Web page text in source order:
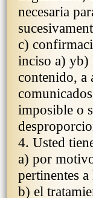
necesaria
c)
inciso a) yb)
contenido, a
imposible o
4. Usted
a) por
pertinentes
b) el